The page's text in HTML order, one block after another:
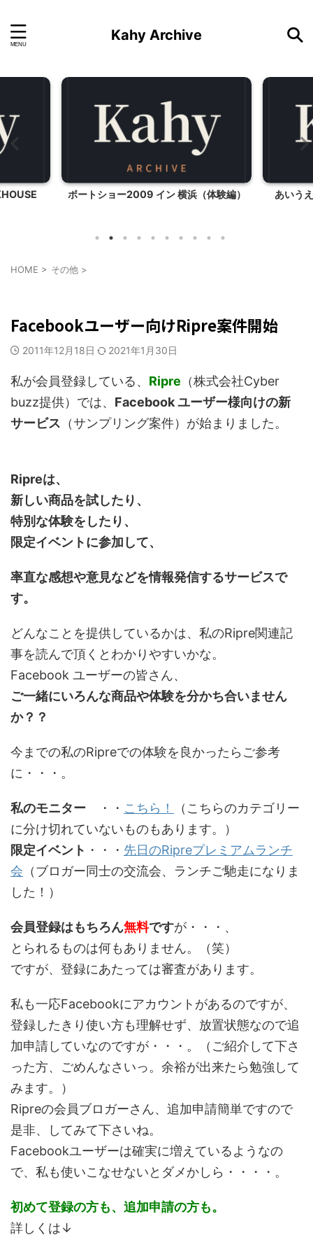
Kahy Archive
ボートショー2009 イン 横浜（体験編） あいう
HOME > その他 >
Facebookユーザー向けRipre案件開始
2011年12月18日 2021年1月30日
私が会員登録している、 Ripre （株式会社Cyber
buzz提供）では、 Facebook ユーザー様向けの新
サービス （サンプリング案件）が始まりました。
Ripreは、
新しい商品を試したり、
特別な体験をしたり、
限定イベントに参加して、
率直な感想や意見などを情報発信するサービスで
す。
どんなことを提供しているかは、私のRipre関連記
事を読んで頂くとわかりやすいかな。
Facebook ユーザーの皆さん、
ご一緒にいろんな商品や体験を分かち合いません
か？？
今までの私のRipreでの体験を良かったらご参考
に・・・。
私のモニター ・・ こちら！
（こちらのカテゴリー
に分け切れていないものもあります。）
限定イベント ・・・ 先日のRipreプレミアムランチ
会 （ブロガー同士の交流会、ランチご馳走になりま
した！）
会員登録はもちろん無料ですが・・・、
とられるものは何もありません。（笑）
ですが、登録にあたっては審査があります。
私も一応Facebookにアカウントがあるのですが、
登録したきり使い方も理解せず、放置状態なので追
加申請していなのですが・・・。（ご紹介して下さ
った方、ごめんなさいっ。余裕が出来たら勉強して
みます。）
Ripreの会員ブロガーさん、追加申請簡単ですので
是非、してみて下さいね。
Facebookユーザーは確実に増えているようなの
で、私も使いこなせないとダメかしら・・・・。
初めて登録の方も、追加申請の方も。
詳しくは↓